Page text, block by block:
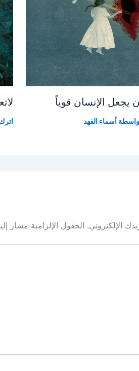
يجعل الإنسان قوياً
أسماء الفهد
الإلكتروني. الحقول الإلزامية مشار